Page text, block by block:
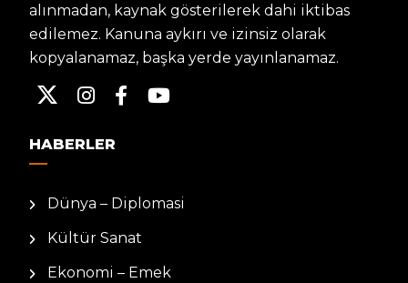
alınmadan, kaynak gösterilerek dahi iktibas
edilemez. Kanuna aykırı ve izinsiz olarak
kopyalanamaz, başka yerde yayınlanamaz.
HABERLER
Dünya – Diplomasi
Kültür Sanat
Ekonomi – Emek